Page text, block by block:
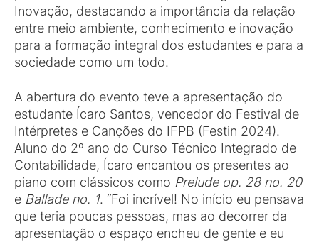
Inovação, destacando a importância da relação
entre meio ambiente, conhecimento e inovação
para a formação integral dos estudantes e para a
sociedade como um todo.
A abertura do evento teve a apresentação do
estudante Ícaro Santos, vencedor do Festival de
Intérpretes e Canções do IFPB (Festin 2024).
Aluno do 2º ano do Curso Técnico Integrado de
Contabilidade, Ícaro encantou os presentes ao
piano com clássicos como Prelude op. 28 no. 20
e Ballade no. 1. “Foi incrível! No início eu pensava
que teria poucas pessoas, mas ao decorrer da
apresentação o espaço encheu de gente e eu